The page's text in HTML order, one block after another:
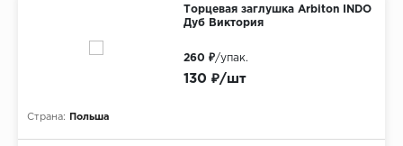
Торцевая заглушка Arbiton INDO
Дуб Виктория
Страна: Польша
130 ₽/шт
260 ₽/упак.